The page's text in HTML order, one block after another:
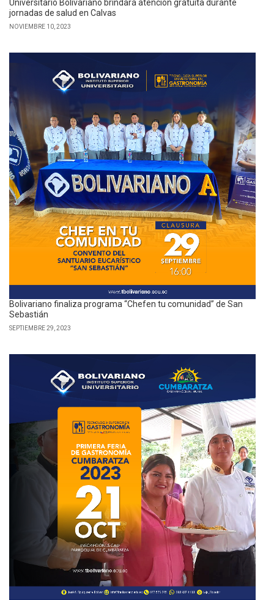
Universitario Bolivariano brindará atención gratuita durante
jornadas de salud en Calvas
NOVIEMBRE 10, 2023
Bolivariano finaliza programa “Chefen tu comunidad” de San
Sebastián
SEPTIEMBRE 29, 2023